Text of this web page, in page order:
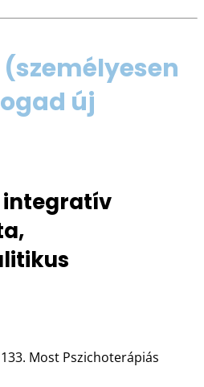
(személyesen
új
integratív
Most Pszichoterápiás